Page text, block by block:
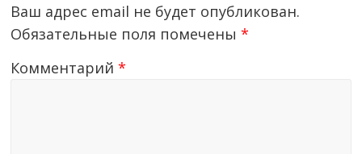
Ваш адрес email не будет опубликован.
Обязательные поля помечены*
Комментарий*